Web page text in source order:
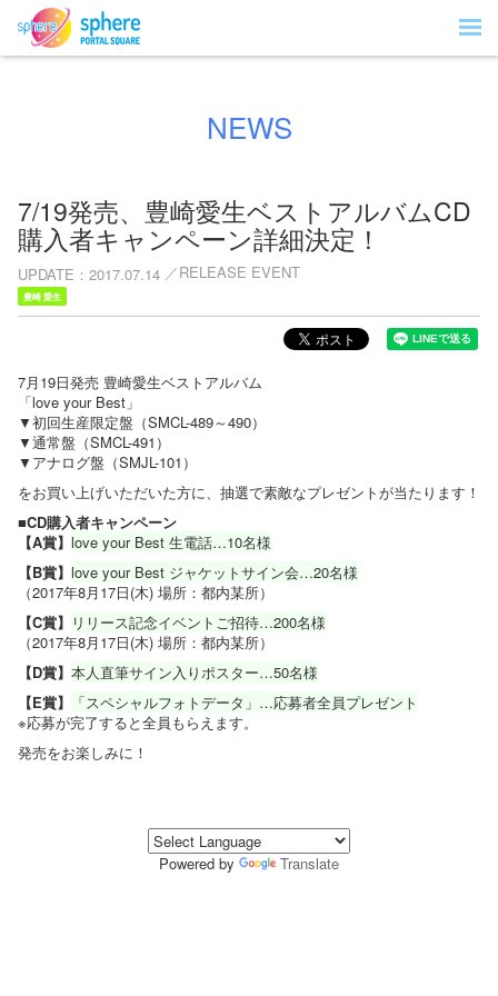
NEWS
7/19発売、豊崎愛生ベストアルバムCD
購入者キャンペーン詳細決定！
UPDATE 2017.07.14 RELEASE EVENT
豊崎 愛生
7月19日発売 豊崎愛生ベストアルバム
「love your Best」
▼初回生産限定盤（SMCL-489～490）
▼通常盤（SMCL-491）
▼アナログ盤（SMJL-101）
をお買い上げいただいた方に、抽選で素敵なプレゼントが当たります！
■CD購入者キャンペーン
【A賞】 love your Best 生電話…10名様
【B賞】 love your Best ジャケットサイン会…20名様
（2017年8月17日(木) 場所：都内某所）
【C賞】 リリース記念イベントご招待…200名様
（2017年8月17日(木) 場所：都内某所）
【D賞】 本人直筆サイン入りポスター…50名様
【E賞】
「スペシャルフォトデータ」…応募者全員プレゼント
※応募が完了すると全員もらえます。
発売をお楽しみに！
Powered by Translate